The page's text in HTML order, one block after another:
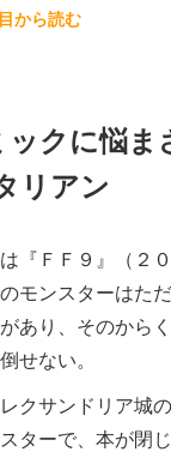
から読む
クに悩ま
リアン
『ＦＦ９』（２
モンスターはた
あり、そのから
せない。
クサンドリア城
ターで、本が閉